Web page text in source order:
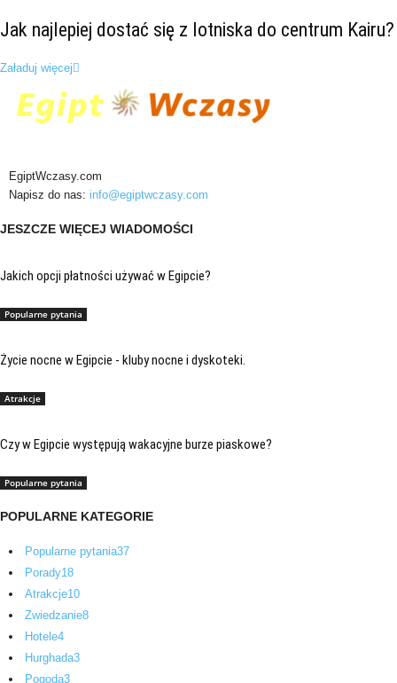
Jak najlepiej dostać się z lotniska do centrum Kairu?
Załaduj więcej
EgiptWczasy.com
Napisz do nas: info@egiptwczasy.com
JESZCZE WIĘCEJ WIADOMOŚCI
Jakich opcji płatności używać w Egipcie?
Popularne pytania
Życie nocne w Egipcie - kluby nocne i dyskoteki.
Atrakcje
Czy w Egipcie występują wakacyjne burze piaskowe?
Popularne pytania
POPULARNE KATEGORIE
Popularne pytania37
Porady18
Atrakcje10
Zwiedzanie8
Hotele4
Hurghada3
Pogoda3